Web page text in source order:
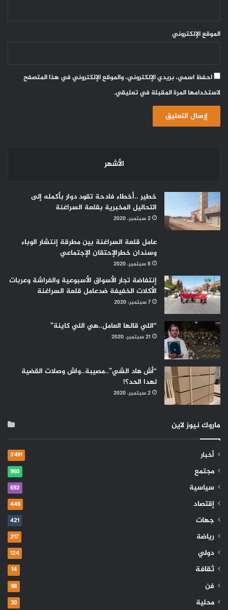
الموقع الإلكتروني
احفظ اسمي، بريدي الإلكتروني، والموقع الإلكتروني في هذا المتصفح
لاستخدامها المرة المقبلة في تعليقي.
الأشهر
خطير ..أخطاء فادحة تقود دوار بأكمله إلى
التحاليل المخبرية بقلعة السراغنة
2 سبتمبر، 2020
عامل قلعة السراغنة بين مطرقة إنتشار الوباء
وسندان خطرالإحتقان الإجتماعي
8 سبتمبر، 2020
إنتفاضة تجار الأسواق الأسبوعية والفراشة وعربات
الأكلات الخفيفة ضدعامل قلعة السراغنة
7 سبتمبر، 2020
“اللي قالها العامل..هي اللي كاينة”
21 سبتمبر، 2020
“أش هاد الشي”..مصيبة..واش وصلات القضية
لهدا الحد؟!
2 سبتمبر، 2020
ماروك نيوز لاين
أخبار 3٬491
مجتمع 960
سياسية 692
إقتصاد 446
جهات 421
رياضة 217
دولي 124
ثقافة 14
فن 98
محلية 30